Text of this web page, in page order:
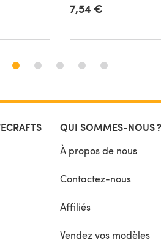
7,54 €
QUI SOMMES-NOUS ?
À propos de nous
Contactez-nous
Affiliés
Vendez vos modèles